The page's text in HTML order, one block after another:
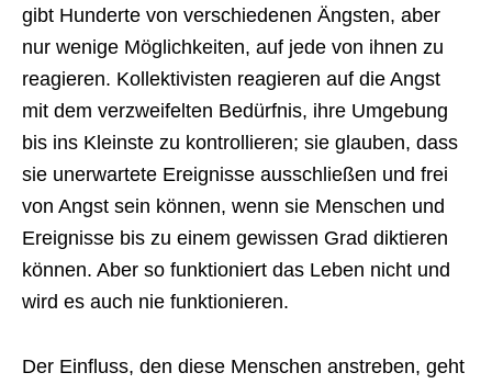
gibt Hunderte von verschiedenen Ängsten, aber
nur wenige Möglichkeiten, auf jede von ihnen zu
reagieren. Kollektivisten reagieren auf die Angst
mit dem verzweifelten Bedürfnis, ihre Umgebung
bis ins Kleinste zu kontrollieren; sie glauben, dass
sie unerwartete Ereignisse ausschließen und frei
von Angst sein können, wenn sie Menschen und
Ereignisse bis zu einem gewissen Grad diktieren
können. Aber so funktioniert das Leben nicht und
wird es auch nie funktionieren.
Der Einfluss, den diese Menschen anstreben, geht